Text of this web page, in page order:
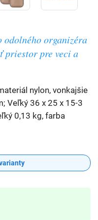
odolného organizéra
priestor pre veci a
nylon, vonkajšie
Veľký 36 x 25 x 15-3
0,13 kg, farba